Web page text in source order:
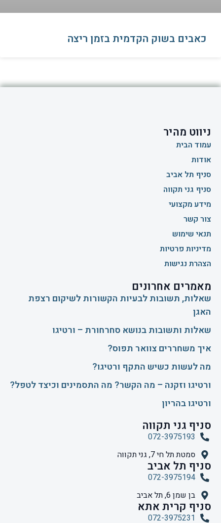
כאבים בשוק הקדמית בזמן ריצה
ניווט מהיר
עמוד הבית
אודות
סניף תל אביב
סניף גני תקווה
מידע מקצועי
צור קשר
תנאי שימוש
מדיניות פרטיות
הצהרת נגישות
מאמרים אחרונים
שאלות, תשובות לבעיות הקשורות לשיקום רצפת
האגן
שאלות ותשובות בנושא סחרחורת – ורטיגו
איך משחררים צוואר תפוס?
​מה לעשות כשיש התקף ורטיגו?
ורטיגו וזקנה – מה הקשר? מה התסמינים וכיצד לטפל?
ורטיגו בהריון
סניף גני תקווה
072-3975193
סמטת תל חי 7, גני תקווה
סניף תל אביב
072-3975194
בן שמן 6, תל אביב
סניף קרית אתא
072-3975231